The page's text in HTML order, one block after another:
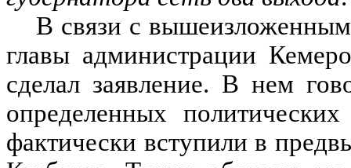
В связи с
главы администрации
сделал заявление. В нем
определенных
фактически вступили в